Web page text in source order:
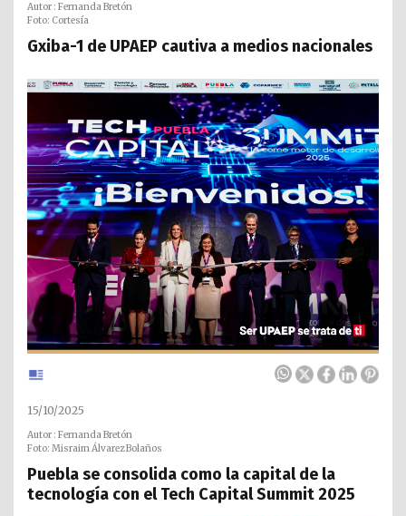
Autor : Fernanda Bretón
Foto: Cortesía
Gxiba-1 de UPAEP cautiva a medios nacionales
15/10/2025
Autor : Fernanda Bretón
Foto: Misraim Álvarez Bolaños
Puebla se consolida como la capital de la
tecnología con el Tech Capital Summit 2025